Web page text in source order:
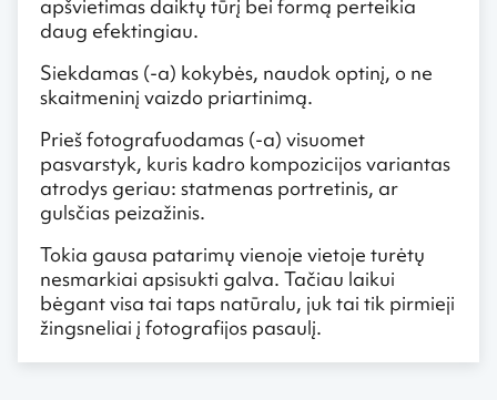
apšvietimas daiktų tūrį bei formą perteikia
daug efektingiau.
Siekdamas (-a) kokybės, naudok optinį, o ne
skaitmeninį vaizdo priartinimą.
Prieš fotografuodamas (-a) visuomet
pasvarstyk, kuris kadro kompozicijos variantas
atrodys geriau: statmenas portretinis, ar
gulsčias peizažinis.
Tokia gausa patarimų vienoje vietoje turėtų
nesmarkiai apsisukti galva. Tačiau laikui
bėgant visa tai taps natūralu, juk tai tik pirmieji
žingsneliai į fotografijos pasaulį.